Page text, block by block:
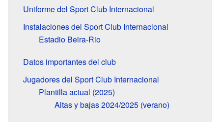
Uniforme del Sport Club Internacional
Instalaciones del Sport Club Internacional
Estadio Beira-Rio
Datos importantes del club
Jugadores del Sport Club Internacional
Plantilla actual (2025)
Altas y bajas 2024/2025 (verano)